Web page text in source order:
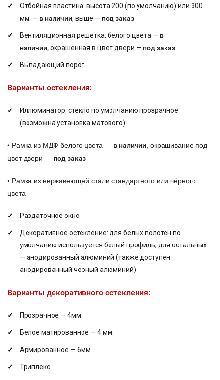
Отбойная пластина: высота 200 (по умолчанию) или 300
мм. — в наличии, выше — под заказ
Вентиляционная решетка: белого цвета — в
наличии,окрашенная в цвет двери — под заказ
Выпадающий порог
Варианты остекления:
Иллюминатор: стекло по умолчанию прозрачное
(возможна установка матового).
• Рамка из МДФ белого цвета — в наличии, окрашивание под
цвет двери — под заказ
• Рамка из нержавеющей стали стандартного или чёрного
цвета
Раздаточное окно
Декоративное остекление: для белых полотен по
умолчанию используется белый профиль, для остальных
— анодированный алюминий (также доступен
анодированный чёрный алюминий)
Варианты декоративного остекления:
Прозрачное — 4мм.
Белое матированное — 4 мм.
Армированное — 6мм.
Триплекс